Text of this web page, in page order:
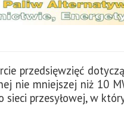
przedsięwzięć
nie mniejszej niż 10
sieci przesyłowej, w